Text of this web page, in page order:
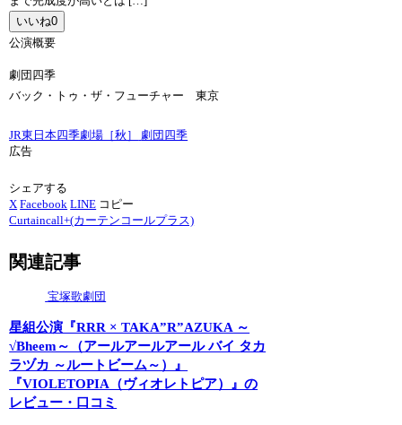
いいね0
公演概要
劇団四季
バック・トゥ・ザ・フューチャー 東京
JR東日本四季劇場［秋］
劇団四季
広告
シェアする
X Facebook LINE コピー
Curtaincall+(カーテンコールプラス)
関連記事
宝塚歌劇団
星組公演『RRR × TAKA”R”AZUKA ～
√Bheem～（アールアールアール バイ タカ
ラヅカ ～ルートビーム～）』
『VIOLETOPIA（ヴィオレトピア）』の
レビュー・口コミ